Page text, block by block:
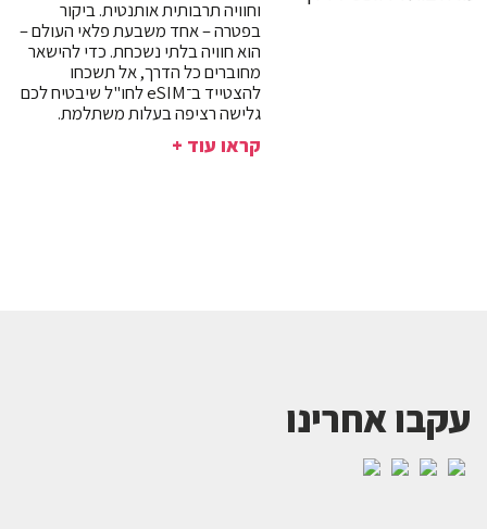
וחוויה תרבותית אותנטית. ביקור
בפטרה – אחד משבעת פלאי העולם –
הוא חוויה בלתי נשכחת. כדי להישאר
מחוברים כל הדרך, אל תשכחו
להצטייד ב־eSIM לחו"ל שיבטיח לכם
גלישה רציפה בעלות משתלמת.
קראו עוד +
עקבו אחרינו